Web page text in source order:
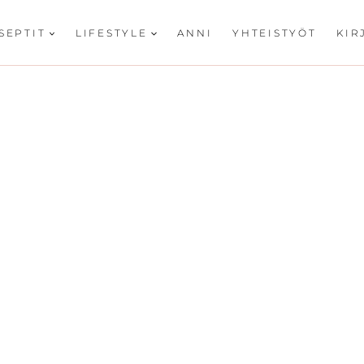
LIFESTYLE ANNI YHTEISTYÖT